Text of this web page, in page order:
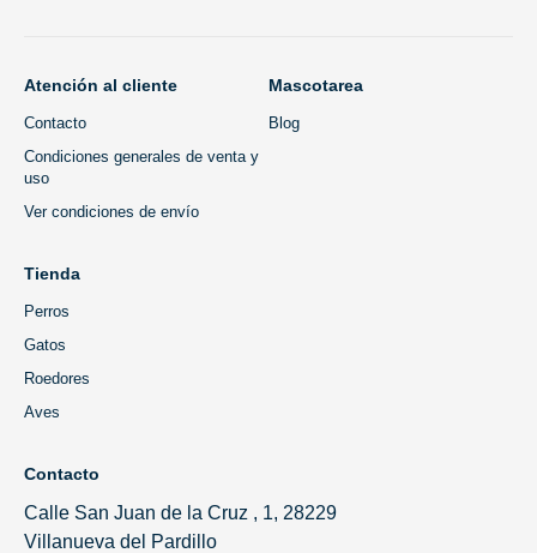
Atención al cliente
Contacto
Condiciones generales de venta y
uso
Ver condiciones de envío
Mascotarea
Blog
Tienda
Perros
Gatos
Roedores
Aves
Contacto
Calle San Juan de la Cruz , 1, 28229
Villanueva del Pardillo